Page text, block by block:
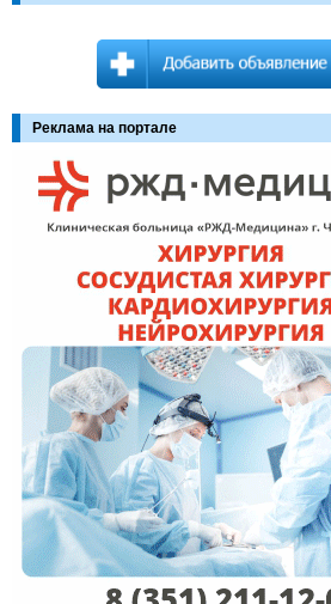
Реклама на портале